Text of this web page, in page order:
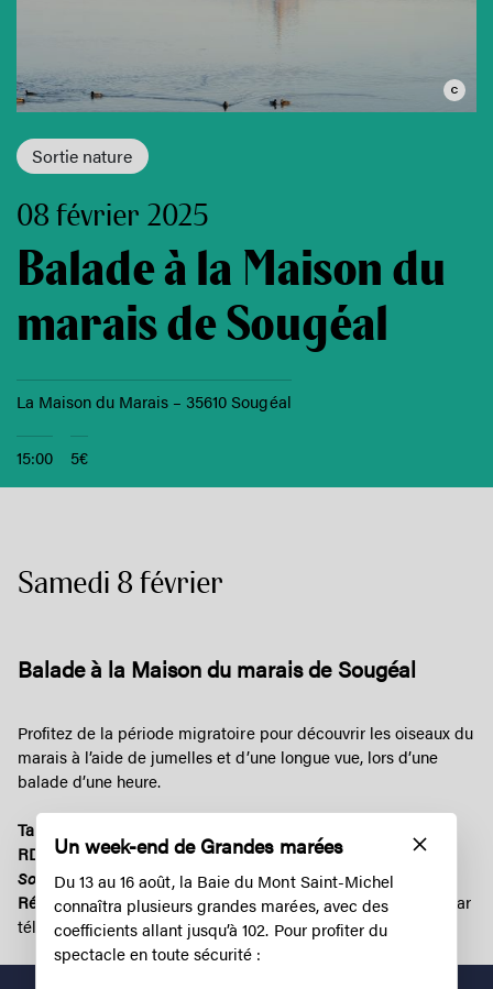
Sortie nature
08 février 2025
Balade à la Maison du
marais de Sougéal
La Maison du Marais – 35610 Sougéal
15:00 5€
Samedi 8 février
Balade à la Maison du marais de Sougéal
Profitez de la période migratoire pour découvrir les oiseaux du
marais à l’aide de jumelles et d’une longue vue, lors d’une
balade d’une heure.
Tarifs :
RDV :La Maison du Marais – 35610 Sougéal
Sortie proposée par la Fédération de chasse 35
Réservation :par mail à tourisme@ccdol-baiemsm.bzh ou par
téléphone au 06 48 99 28 44
Un week-end de Grandes marées
Du 13 au 16 août, la Baie du Mont Saint-Michel
connaîtra plusieurs grandes marées, avec des
coefficients allant jusqu’à 102. Pour profiter du
spectacle en toute sécurité :